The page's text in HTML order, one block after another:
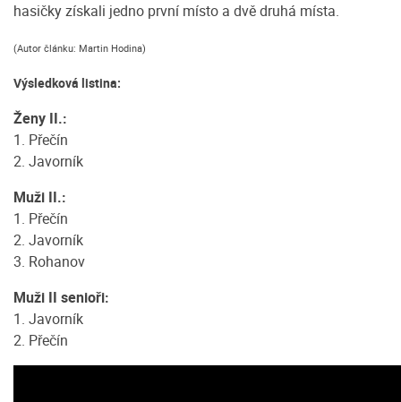
hasičky získali jedno první místo a dvě druhá místa.
(Autor článku: Martin Hodina)
Výsledková listina:
Ženy II.:
1. Přečín
2. Javorník
Muži II.:
1. Přečín
2. Javorník
3. Rohanov
Muži II senioři:
1. Javorník
2. Přečín